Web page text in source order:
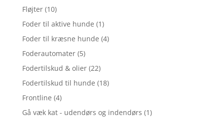
Fløjter (10)
Foder til aktive hunde (1)
Foder til kræsne hunde (4)
Foderautomater (5)
Fodertilskud & olier (22)
Fodertilskud til hunde (18)
Frontline (4)
Gå væk kat - udendørs og indendørs (1)